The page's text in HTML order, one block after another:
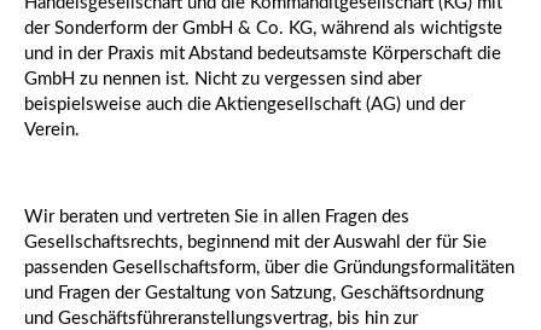
der Sonderform der GmbH & Co. KG, während als wichtigste
und in der Praxis mit Abstand bedeutsamste Körperschaft die
GmbH zu nennen ist. Nicht zu vergessen sind aber
beispielsweise auch die Aktiengesellschaft (AG) und der
Verein.
Wir beraten und vertreten Sie in allen Fragen des
Gesellschaftsrechts, beginnend mit der Auswahl der für Sie
passenden Gesellschaftsform, über die Gründungsformalitäten
und Fragen der Gestaltung von Satzung, Geschäftsordnung
und Geschäftsführeranstellungsvertrag, bis hin zur